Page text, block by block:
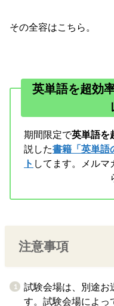
その全容はこちら。
英単語を超効
期間限定で英単語を
説した書籍「英単語
ト してます。メルマ
注意事項
試験会場は、別途お
す。試験会場によっ